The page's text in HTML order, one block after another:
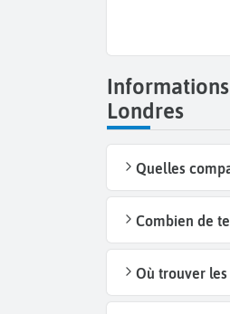
Londres
Quelles
Combien de
Où trouver